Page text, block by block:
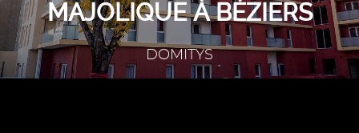
MAJOLIQUE À BÉZIERS
DOMITYS